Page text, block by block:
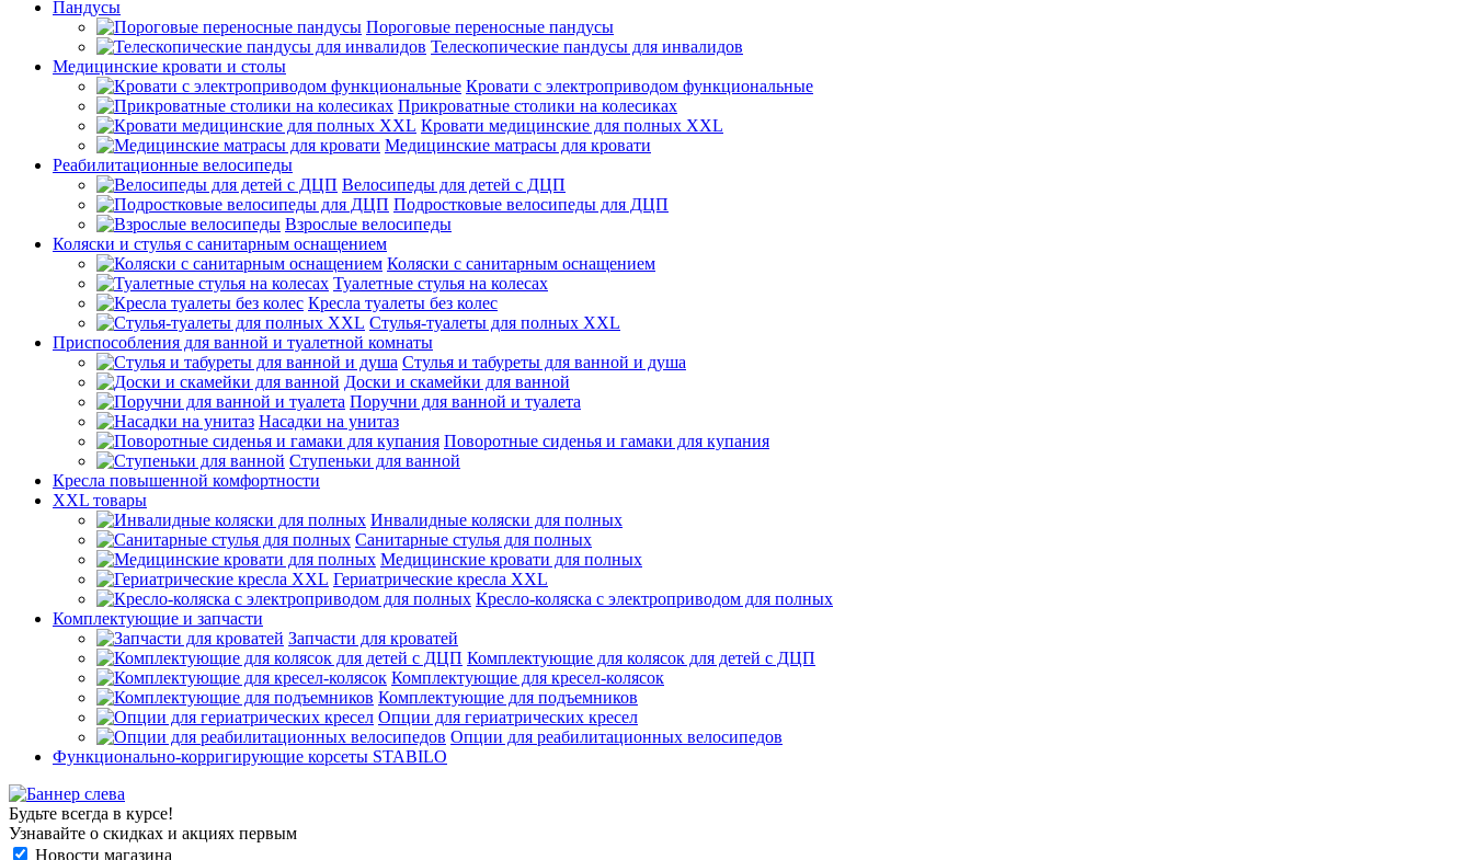
Пандусы
Пороговые переносные пандусы
Телескопические пандусы для инвалидов
Медицинские кровати и столы
Кровати с электроприводом функциональные
Прикроватные столики на колесиках
Кровати медицинские для полных XXL
Медицинские матрасы для кровати
Реабилитационные велосипеды
Велосипеды для детей с ДЦП
Подростковые велосипеды для ДЦП
Взрослые велосипеды
Коляски и стулья с санитарным оснащением
Коляски с санитарным оснащением
Туалетные стулья на колесах
Кресла туалеты без колес
Стулья-туалеты для полных XXL
Приспособления для ванной и туалетной комнаты
Стулья и табуреты для ванной и душа
Доски и скамейки для ванной
Поручни для ванной и туалета
Насадки на унитаз
Поворотные сиденья и гамаки для купания
Ступеньки для ванной
Кресла повышенной комфортности
XXL товары
Инвалидные коляски для полных
Санитарные стулья для полных
Медицинские кровати для полных
Гериатрические кресла XXL
Кресло-коляска с электроприводом для полных
Комплектующие и запчасти
Запчасти для кроватей
Комплектующие для колясок для детей с ДЦП
Комплектующие для кресел-колясок
Комплектующие для подъемников
Опции для гериатрических кресел
Опции для реабилитационных велосипедов
Функционально-корригирующие корсеты STABILO
Будьте всегда в курсе!
Узнавайте о скидках и акциях первым
Новости магазина